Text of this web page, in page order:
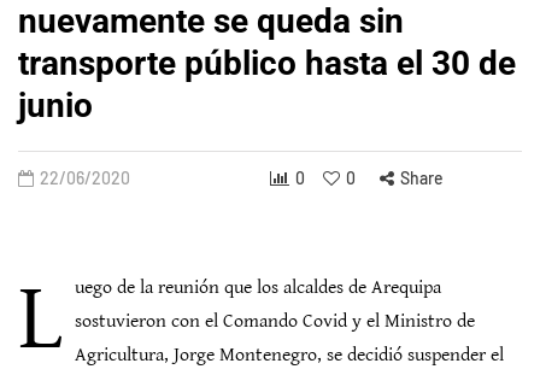
nuevamente se queda sin
transporte público hasta el 30 de
junio
22/06/2020 0 0 Share
L uego de la reunión que los alcaldes de Arequipa
sostuvieron con el Comando Covid y el Ministro de
Agricultura, Jorge Montenegro, se decidió suspender el